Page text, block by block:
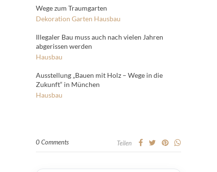
Wege zum Traumgarten
Dekoration Garten Hausbau
Illegaler Bau muss auch nach vielen Jahren
abgerissen werden
Hausbau
Ausstellung „Bauen mit Holz – Wege in die
Zukunft“ in München
Hausbau
0 Comments Teilen